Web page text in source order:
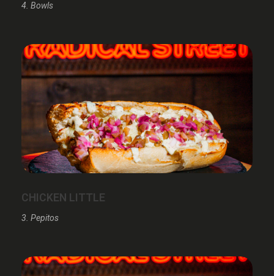
4. Bowls
CHICKEN LITTLE
3. Pepitos